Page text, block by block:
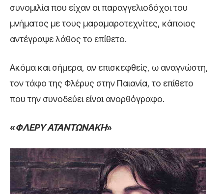
συνομιλία που είχαν οι παραγγελιοδόχοι του
μνήματος με τους μαραμαροτεχνίτες, κάποιος
αντέγραψε λάθος το επίθετο.
Ακόμα και σήμερα, αν επισκεφθείς, ω αναγνώστη,
τον τάφο της Φλέρυς στην Παιανία, το επίθετο
που την συνοδεύει είναι ανορθόγραφο.
«ΦΛΕΡΥ ΑΤΑΝΤΩΝΑΚΗ»